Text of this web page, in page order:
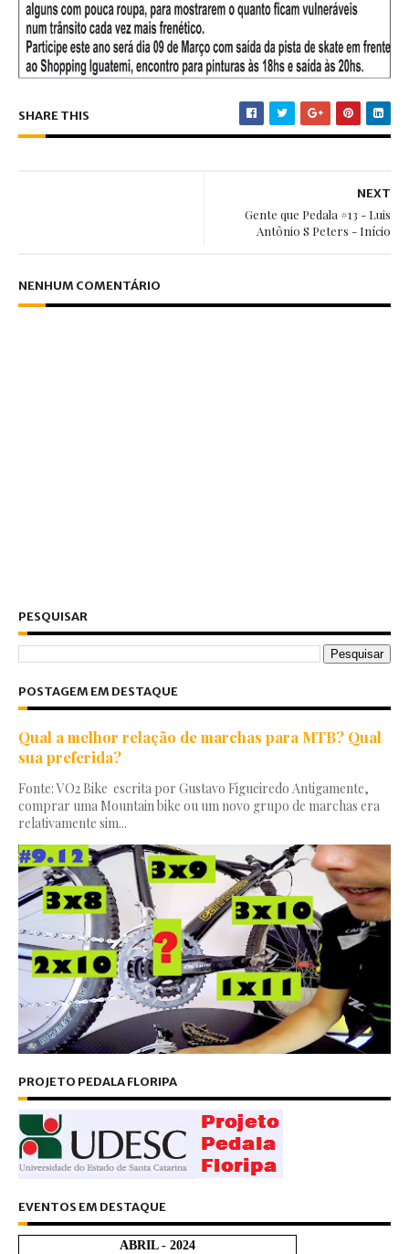
SHARE THIS
NEXT
Gente que Pedala #13 - Luis
Antônio S Peters - Início
NENHUM COMENTÁRIO
PESQUISAR
POSTAGEM EM DESTAQUE
Qual a melhor relação de marchas para MTB? Qual
sua preferida?
Fonte: VO2 Bike escrita por Gustavo Figueiredo Antigamente,
comprar uma Mountain bike ou um novo grupo de marchas era
relativamente sim...
PROJETO PEDALA FLORIPA
EVENTOS EM DESTAQUE
ABRIL - 2024